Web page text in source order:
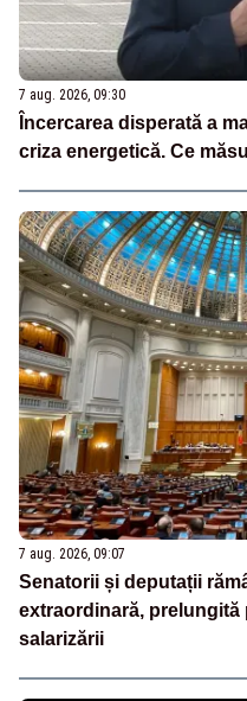
7 aug. 2026, 09:30
Încercarea disperată a
criza energetică. Ce
7 aug. 2026, 09:07
Senatorii și deputații
extraordinară, prelungită
salarizării